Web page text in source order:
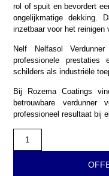
rol of spuit en bevordert
ongelijkmatige dekking.
inzetbaar voor het reinigen
Nelf Nelfasol
professionele
schilders als industriële
Bij Rozema Coatings
betrouwbare
professioneel resultaat bij